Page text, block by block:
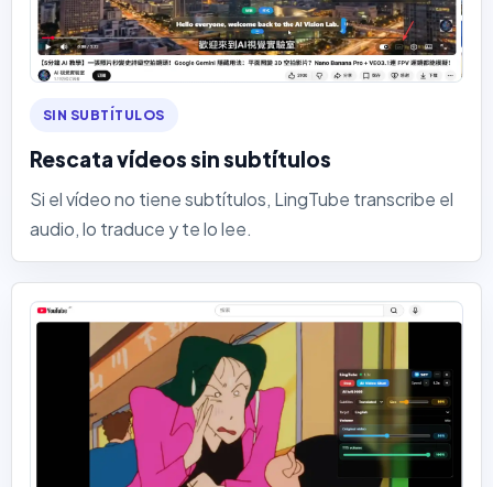
SIN SUBTÍTULOS
Rescata vídeos sin subtítulos
Si el vídeo no tiene subtítulos, LingTube transcribe el
audio, lo traduce y te lo lee.